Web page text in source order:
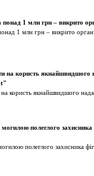
понад 1 млн грн – викрито
1 млн грн – викрито
на користь якнайшвидшого
користь якнайшвидшого
полеглого захисника
полеглого захисника